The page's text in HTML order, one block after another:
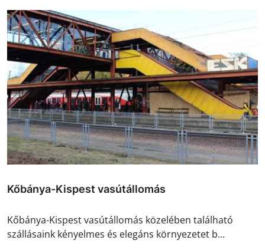
Kőbánya-Kispest vasútállomás
Kőbánya-Kispest vasútállomás közelében található
szállásaink kényelmes és elegáns környezetet b...